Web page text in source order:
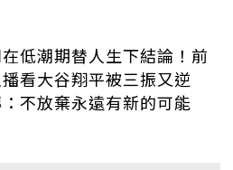
低潮期替人生下結論！前
看大谷翔平被三振又逆
不放棄永遠有新的可能